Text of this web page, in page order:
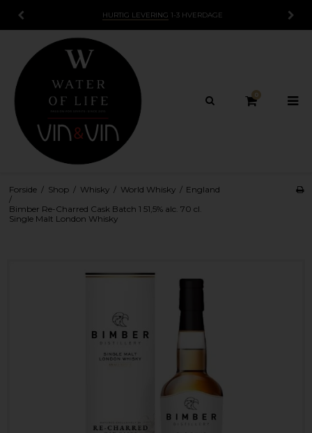
HURTIG LEVERING1-3 HVERDAGE
0
Forside / Shop / Whisky / World Whisky / England
/
Bimber Re-Charred Cask Batch 1 51,5% alc. 70 cl.
Single Malt London Whisky